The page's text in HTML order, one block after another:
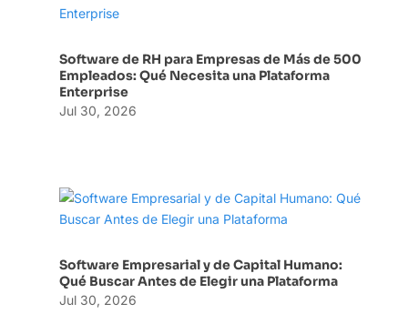
Software de RH para Empresas de Más de 500
Empleados: Qué Necesita una Plataforma
Enterprise
Jul 30, 2026
Software Empresarial y de Capital Humano:
Qué Buscar Antes de Elegir una Plataforma
Jul 30, 2026